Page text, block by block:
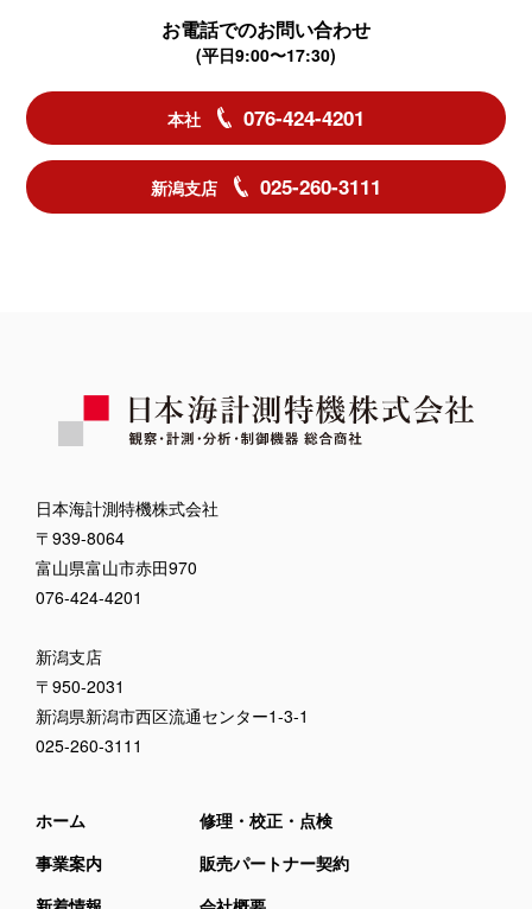
お電話でのお問い合わせ
(平日9:00〜17:30)
本社 076-424-4201
新潟支店 025-260-3111
日本海計測特機株式会社
〒939-8064
富山県富山市赤田970
076-424-4201
新潟支店
〒950-2031
新潟県新潟市西区流通センター1-3-1
025-260-3111
ホーム
事業案内
修理・校正・点検
販売パートナー契約